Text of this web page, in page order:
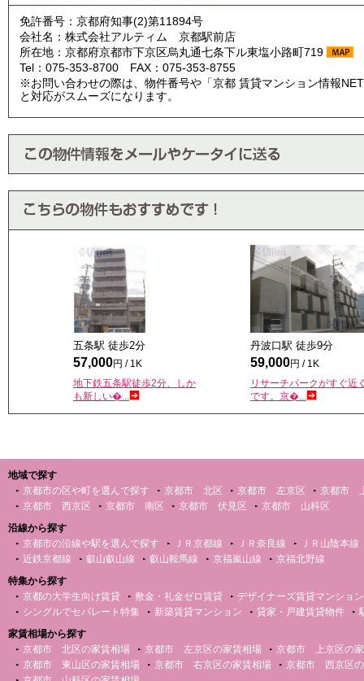
免許番号：京都府知事(2)第11894号
会社名：株式会社アルティム 京都駅前店
所在地：京都府京都市下京区烏丸通七条下ル東塩小路町719
Tel：075-353-8700 FAX：075-353-8755
※お問い合わせの際は、物件番号や「京都 賃貸マンション情報
と対応がスムーズになります。
五条駅 徒歩2分
57,000円 / 1K
地下鉄五条駅徒歩2分、しか
も新しい�...
丹波口駅 徒歩9分
59,000円 / 1K
リサーチパークがすぐ近
です。京�...
地域で探す
京都市の区や町を選んで探す
京都市 北区 京都市 左京区
京都市
京都市 西京区
京都市 南区 京都市 伏見区
京都市 山科区
沿線から探す
京都市の沿線や駅を選んで探す
ＪＲ京都線 ＪＲ奈良線
ＪＲ山陰本線
近鉄京都線
叡山叡山線 叡山鞍馬線 京福嵐山線
京福北野線
特集から探す
京都の大学生向け賃貸
敷金・礼金ゼロ賃貸
デザイナーズ賃貸マンション
シングルでセパレート特集
新築賃貸マンション 貸家・戸建賃貸物件
家賃相場から探す
京都市 北区の家賃相場
京都市 左京区の家賃相場
京都市 上京区の
京都市 東山区の家賃相場
京都市 右京区の家賃相場
京都市 西京区